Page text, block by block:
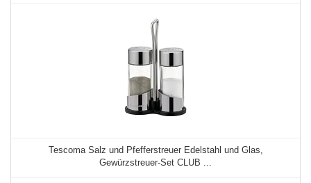
Tescoma Salz und Pfefferstreuer Edelstahl und Glas,
Gewürzstreuer-Set CLUB ...